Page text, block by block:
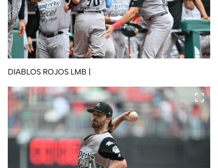
DIABLOS ROJOS LMB |